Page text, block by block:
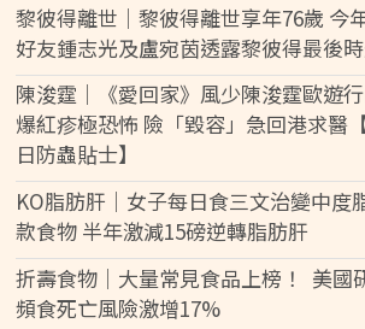
黎彼得離世｜黎彼得離世享年76歲 今
好友鍾志光及盧宛茵透露黎彼得最後
陳浚霆｜《愛回家》風少陳浚霆歐遊
爆紅疹極恐怖 險「毀容」急回港求醫
日防蟲貼士】
KO脂肪肝｜女子每日食三文治變中度
款食物 半年激減15磅逆轉脂肪肝
折壽食物｜大量常見食品上榜！ 美國
頻食死亡風險激增17%